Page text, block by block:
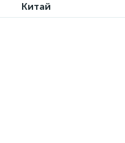
Китай